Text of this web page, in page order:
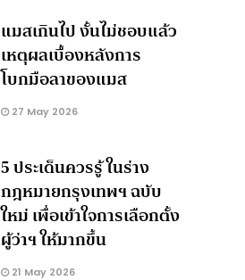
แมสเกินไป งั้นไม่ชอบแล้ว
เหตุผลเบื้องหลังการ
โบกมือลาของแมส
27 May 2026
5 ประเด็นควรรู้ ในร่าง
กฎหมายกรุงเทพฯ ฉบับ
ใหม่ เพื่อเข้าใจการเลือกตั้ง
ผู้ว่าฯ ให้มากขึ้น
21 May 2026